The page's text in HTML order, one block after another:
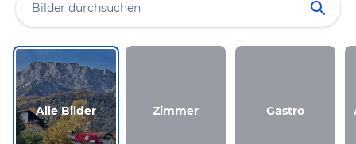
Alle Bilder Zimmer Gastro